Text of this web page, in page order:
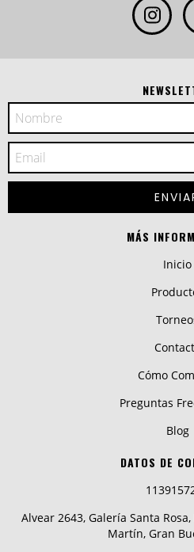
MÁS
Inicio
Cómo
Preguntas
Blog
DATOS DE
Alvear 2643, Galería Santa
Martín, Gran